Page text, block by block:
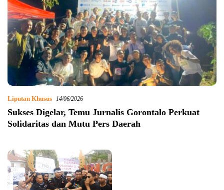
Liputan Khusus 14/06/2026
​Sukses Digelar, Temu Jurnalis Gorontalo Perkuat
Solidaritas dan Mutu Pers Daerah